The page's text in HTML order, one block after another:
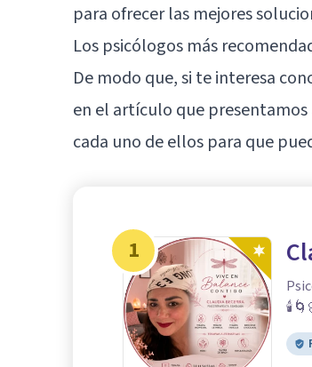
para ofrecer las mejores
Los psicólogos más
De modo que, si te interesa
en el artículo que
cada uno de ellos para que
1